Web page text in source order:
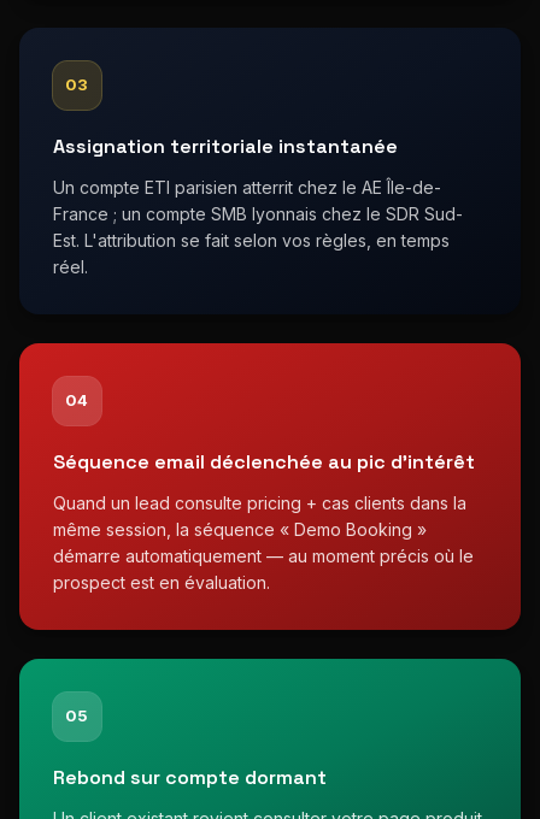
03
Assignation territoriale instantanée
Un compte ETI parisien atterrit chez le AE Île-de-
France ; un compte SMB lyonnais chez le SDR Sud-
Est. L'attribution se fait selon vos règles, en temps
réel.
04
Séquence email déclenchée au pic d'intérêt
Quand un lead consulte pricing + cas clients dans la
même session, la séquence « Demo Booking »
démarre automatiquement — au moment précis où le
prospect est en évaluation.
05
Rebond sur compte dormant